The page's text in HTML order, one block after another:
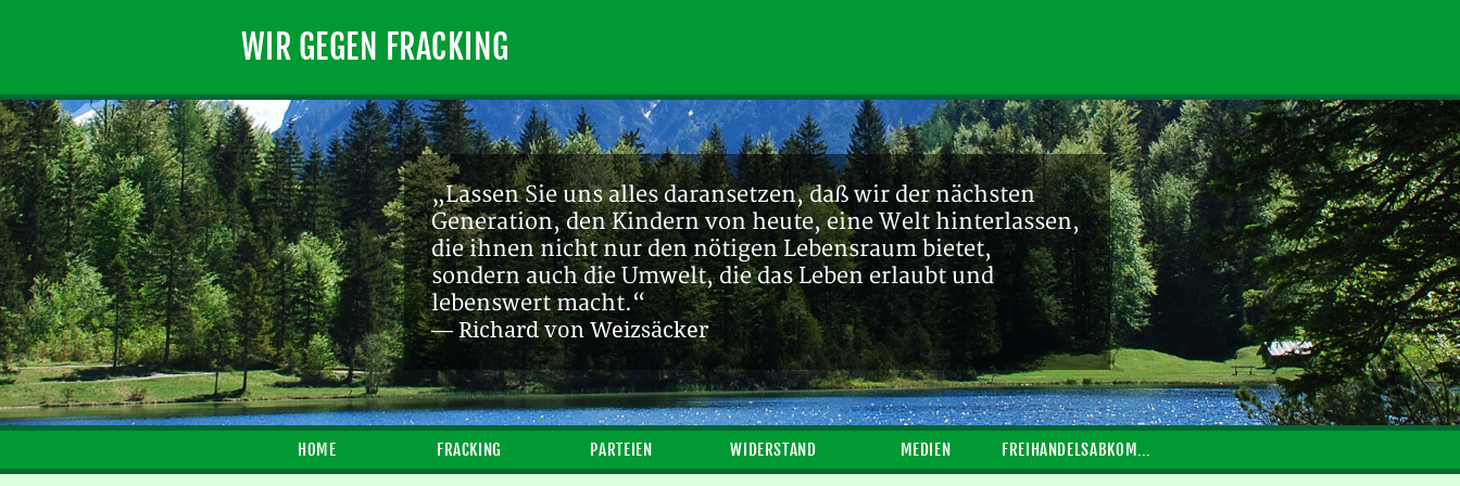
WIR GEGEN FRACKING
„Lassen Sie uns alles daransetzen, daß wir der nächsten
Generation, den Kindern von heute, eine Welt hinterlassen,
die ihnen nicht nur den nötigen Lebensraum bietet,
sondern auch die Umwelt, die das Leben erlaubt und
lebenswert macht.“
— Richard von Weizsäcker
HOME FRACKING PARTEIEN WIDERSTAND MEDIEN FREIHANDELSABKOMMEN